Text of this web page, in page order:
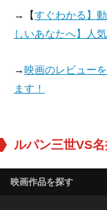
→【すぐわかる】
しいあなたへ】人
→映画のレビュー
ます！
ルパン三世VS
映画作品を探す